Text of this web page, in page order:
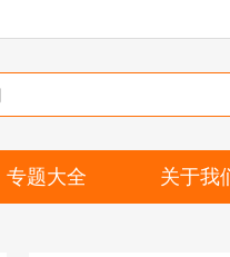
专题大全 关于我